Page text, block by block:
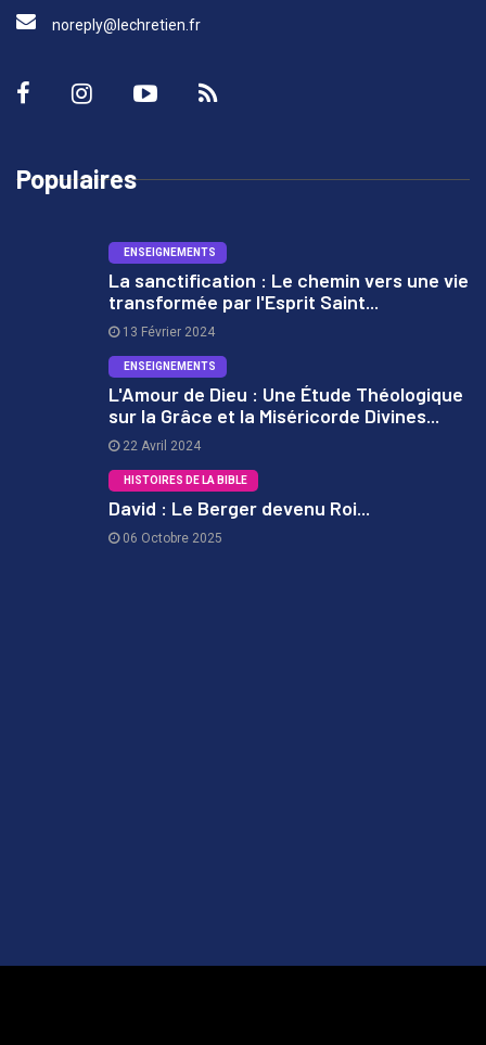
noreply@lechretien.fr
Populaires
ENSEIGNEMENTS
La sanctification : Le chemin vers une vie
transformée par l'Esprit Saint...
13 Février 2024
ENSEIGNEMENTS
L'Amour de Dieu : Une Étude Théologique
sur la Grâce et la Miséricorde Divines...
22 Avril 2024
HISTOIRES DE LA BIBLE
David : Le Berger devenu Roi...
06 Octobre 2025